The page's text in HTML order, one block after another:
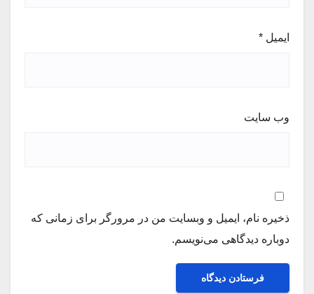
ایمیل *
وب‌ سایت
ذخیره نام، ایمیل و وبسایت من در مرورگر برای زمانی که
دوباره دیدگاهی می‌نویسم.